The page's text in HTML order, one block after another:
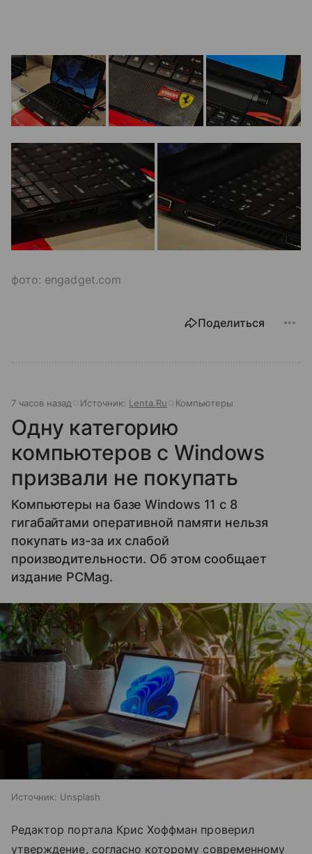
фото: engadget.com
Поделиться
7 часов назад Источник: Lenta.Ru Компьютеры
Одну категорию
компьютеров с Windows
призвали не покупать
Компьютеры на базе Windows 11 c 8
гигабайтами оперативной памяти нельзя
покупать из-за их слабой
производительности. Об этом сообщает
издание PCMag.
Источник: Unsplash
Редактор портала Крис Хоффман проверил
утверждение, согласно которому современному